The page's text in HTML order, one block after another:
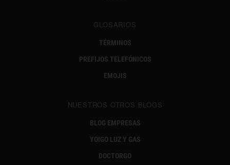
GLOSARIOS
TÉRMINOS
PREFIJOS TELEFÓNICOS
EMOJIS
NUESTROS OTROS BLOGS
BLOG EMPRESAS
YOIGO LUZ Y GAS
DOCTORGO